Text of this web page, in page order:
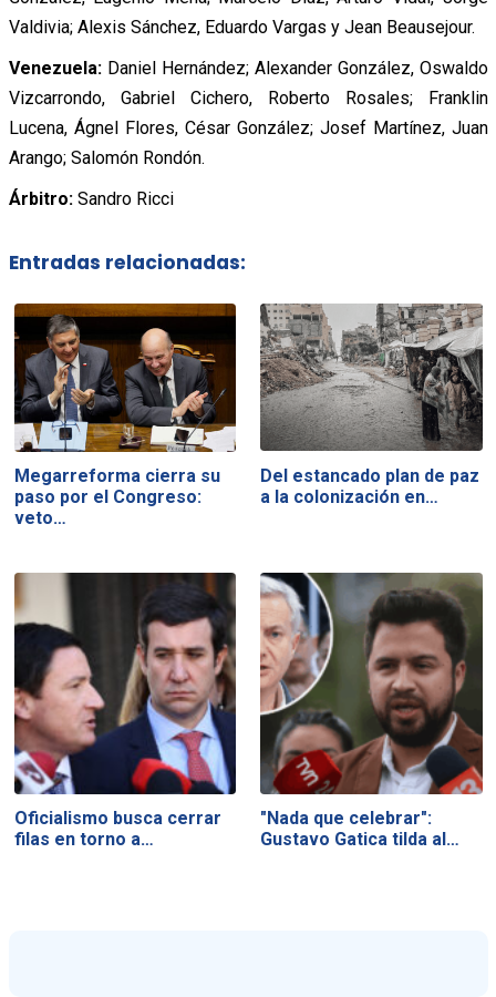
Valdivia; Alexis Sánchez, Eduardo Vargas y Jean Beausejour.
Venezuela:Daniel Hernández; Alexander González, Oswaldo
Vizcarrondo, Gabriel Cichero, Roberto Rosales; Franklin
Lucena, Ágnel Flores, César González; Josef Martínez, Juan
Arango; Salomón Rondón.
Árbitro:Sandro Ricci
Entradas relacionadas:
Megarreforma cierra su
paso por el Congreso:
veto…
Del estancado plan de paz
a la colonización en…
Oficialismo busca cerrar
filas en torno a…
"Nada que celebrar":
Gustavo Gatica tilda al…